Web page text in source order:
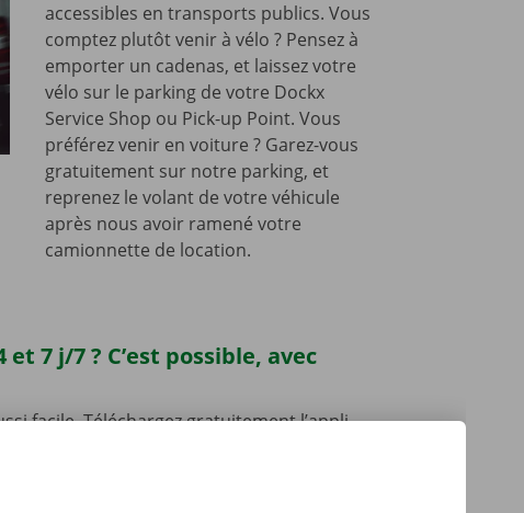
accessibles en transports publics. Vous
comptez plutôt venir à vélo ? Pensez à
emporter un cadenas, et laissez votre
vélo sur le parking de votre Dockx
Service Shop ou Pick-up Point. Vous
préférez venir en voiture ? Garez-vous
gratuitement sur notre parking, et
reprenez le volant de votre véhicule
après nous avoir ramené votre
camionnette de location.
7 j/7 ? C’est possible, avec
facile. Téléchargez gratuitement l’appli
et facilement le modèle qui convient le